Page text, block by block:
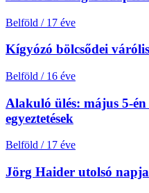
Belföld / 17 éve
Kígyózó bölcsődei
Belföld / 16 éve
Alakuló ülés: május 5-
egyeztetések
Belföld / 17 éve
Jörg Haider utolsó napja